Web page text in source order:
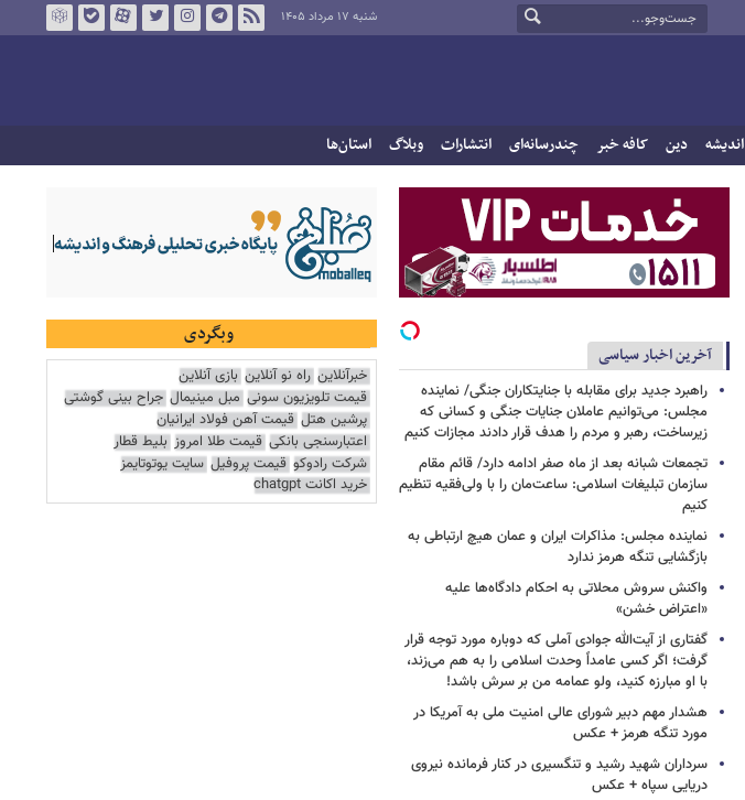
شنبه ۱۷ مرداد ۱۴۰۵
اندیشه دین کافه خبر چندرسانه‌ای انتشارات وبلاگ استان‌ها
آخرین اخبار سیاسی
راهبرد جدید برای مقابله با جنایتکاران جنگی/ نماینده
مجلس: می‌توانیم عاملان جنایات جنگی و کسانی که
زیرساخت‌، رهبر و مردم را هدف قرار دادند مجازات کنیم
تجمعات شبانه بعد از ماه صفر ادامه دارد/ قائم مقام
سازمان تبلیغات اسلامی: ساعت‌مان را با ولی‌فقیه تنظیم‌
کنیم
نماینده مجلس: مذاکرات ایران و عمان هیچ ارتباطی به
بازگشایی تنگه هرمز ندارد
واکنش سروش محلاتی به احکام دادگاه‌ها علیه
«اعتراض خشن»
گفتاری از آیت‌الله جوادی آملی که دوباره مورد توجه قرار
گرفت؛ اگر کسی عامداً وحدت اسلامی را به هم می‌زند،
با او مبارزه کنید، ولو عمامه من بر سرش باشد!
هشدار مهم دبیر شورای عالی امنیت ملی به آمریکا در
مورد تنگه هرمز + عکس
سرداران شهید رشید و تنگسیری در کنار فرمانده نیروی
دریایی سپاه + عکس
وبگردی
خبرآنلاین راه نو آنلاین بازی آنلاین
قیمت تلویزیون سونی مبل مینیمال جراح بینی گوشتی
پرشین هتل قیمت آهن فولاد ایرانیان
اعتبارسنجی بانکی قیمت طلا امروز بلیط قطار
شرکت رادوکو قیمت پروفیل سایت یوتوتایمز
خرید اکانت chatgpt